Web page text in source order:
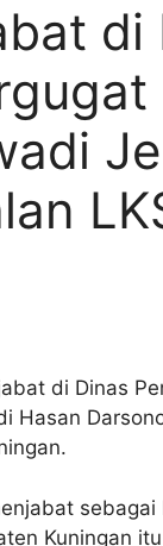
di
di Dinas
Hasan
sebagai
Kuningan